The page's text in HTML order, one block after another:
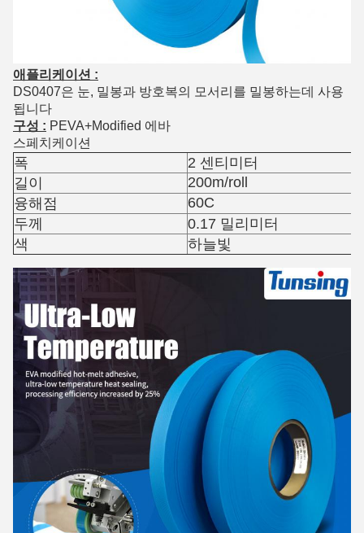
애플리케이션 :
DS0407은 눈, 밀봉과 방호복의 모서리를 밀봉하는데 사용
됩니다
구성 : PEVA+Modified 에바
스페치케이션
폭
2 센티미터
길이
200m/roll
융해점
60C
두께
0.17 밀리미터
색
하늘빛